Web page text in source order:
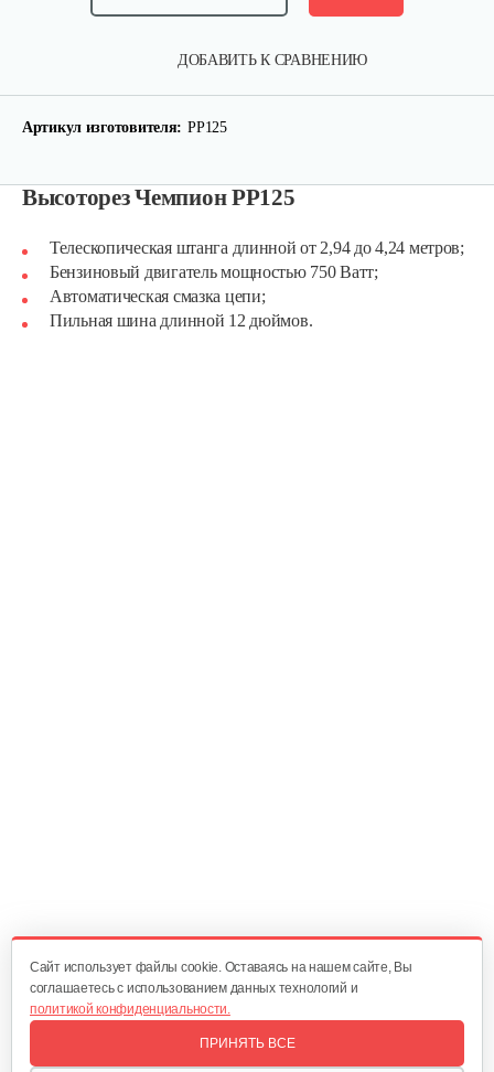
ДОБАВИТЬ К СРАВНЕНИЮ
Артикул изготовителя: PP125
Высоторез Чемпион PP125
Телескопическая штанга длинной от 2,94 до 4,24 метров;
Бензиновый двигатель мощностью 750 Ватт;
Автоматическая смазка цепи;
Пильная шина длинной 12 дюймов.
Cайт использует файлы cookie. Оставаясь на нашем сайте, Вы
соглашаетесь с использованием данных технологий и
политикой конфиденциальности.
ПРИНЯТЬ ВСЕ